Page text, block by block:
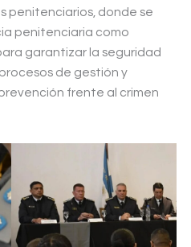
penitenciarios, donde se
penitenciaria como
garantizar la seguridad
de gestión y
frente al crimen